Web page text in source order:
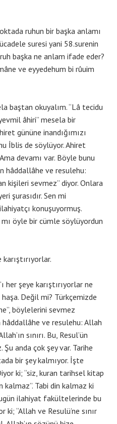
ruhun bir başka anlamı
suresi yani 58.surenin
başka ne anlam ifade eder?
ve eyyedehum bi rûuim
baştan okuyalım. “Lâ tecidu
âhiri” mesela bir
gününe inandığımızı
İblis de söylüyor. Ahiret
devamı var. Böyle bunu
hâddallâhe ve resulehu:
kişileri sevmez” diyor. Onlara
şurasıdır. Sen mi
konuşuyormuş.
mı öyle bir cümle söylüyordun
her şeye karıştırıyorlar ne
Değil mi? Türkçemizde
böylelerini sevmez
hâddallâhe ve resulehu: Allah
sınırı. Bu, Resul’ün
Şu anda çok şey var. Tarihe
bir şey kalmıyor. İşte
ki; “siz, kuran tarihsel kitap
kalmaz”. Tabi din kalmaz ki
ilahiyat fakültelerinde bu
ki; “Allah ve Resulü’ne sınır